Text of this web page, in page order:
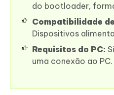
do bootloader,
Compatibilidade
Dispositivos
Requisitos do PC:
uma conexão ao PC.